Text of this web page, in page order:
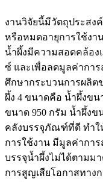
งานวิจัยนี้มีวัตถุประส
หรือหมดอายุการใช้งา
น้ำผึ้งมีความสอดคล้อง
ซ์ และเพื่อลดมูลค่ากา
ศึกษากระบวนการผลิต
ผึ้ง 4 ขนาดคือ น้ำผึ้งขน
ขนาด 950 กรัม น้ำผึ้งข
คลังบรรจุภัณฑ์ที่ดี ทำ
การใช้งาน มีมูลค่าการ
บรรจุน้ำผึ้งไม่ได้ตามม
การสูญเสียโอกาสทาง